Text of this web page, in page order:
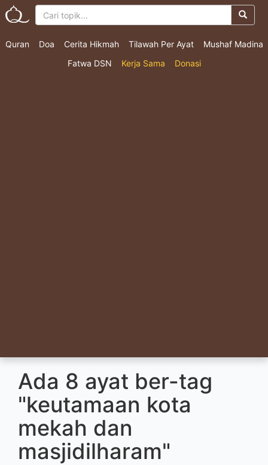
Quran Doa Cerita Hikmah Tilawah Per Ayat
Mushaf Madina
Fatwa DSN
Kerja Sama Donasi
Ada 8 ayat ber-tag
"keutamaan kota
mekah dan
masjidilharam"